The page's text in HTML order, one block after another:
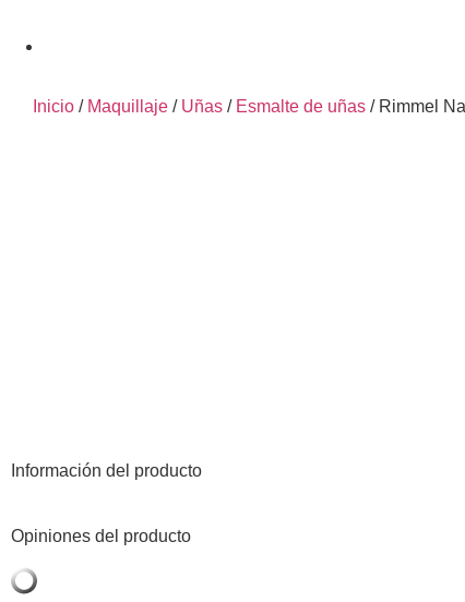
Inicio / Maquillaje / Uñas / Esmalte de uñas / Rimmel
Información del producto
Opiniones del producto